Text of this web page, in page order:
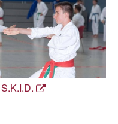
S.K.I.D.